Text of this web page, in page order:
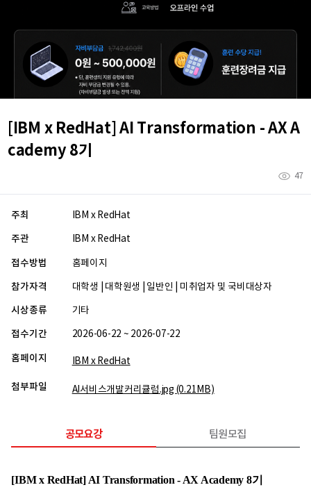
[IBM x RedHat] AI Transformation - AX A
cademy 8기
47
주최 IBM x RedHat
주관 IBM x RedHat
접수방법 홈페이지
참가자격 대학생 | 대학원생 | 일반인 | 미취업자 및 국비대상자
시상종류 기타
접수기간 2026-06-22 ~ 2026-07-22
홈페이지 IBM x RedHat
첨부파일 AI서비스개발커리큘럼.jpg (0.21MB)
공모요강 팀원모집
[IBM x RedHat] AI Transformation - AX Academy 8기